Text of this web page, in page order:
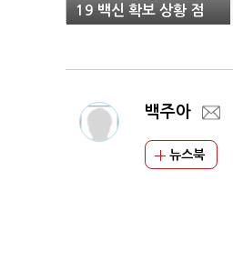
19 백신 확보 상황 점
검"
백주아
뉴스북